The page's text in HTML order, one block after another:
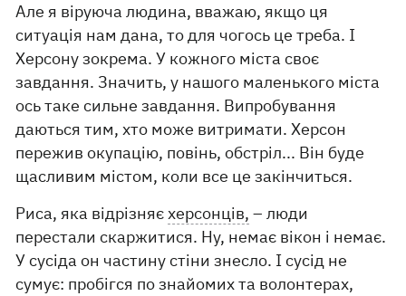
Але я віруюча людина, вважаю, якщо ця
ситуація нам дана, то для чогось це треба. І
Херсону зокрема. У кожного міста своє
завдання. Значить, у нашого маленького міста
ось таке сильне завдання. Випробування
даються тим, хто може витримати. Херсон
пережив окупацію, повінь, обстріл... Він буде
щасливим містом, коли все це закінчиться.
Риса, яка відрізняєхерсонців, – люди
перестали скаржитися. Ну, немає вікон і немає.
У сусіда он частину стіни знесло. І сусід не
сумує: пробігся по знайомих та волонтерах,